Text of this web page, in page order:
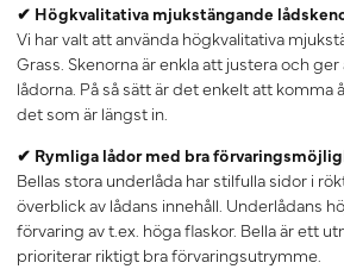
✔ Högkvalitativa mjukstängande
Vi har valt att använda högkvalitativa
Grass. Skenorna är enkla att justera och
lådorna. På så sätt är det enkelt att komma
det som är längst in.
✔ Rymliga lådor med bra
Bellas stora underlåda har stilfulla sidor i
överblick av lådans innehåll. Underlådans
förvaring av t.ex. höga flaskor. Bella är ett
prioriterar riktigt bra förvaringsutrymme.